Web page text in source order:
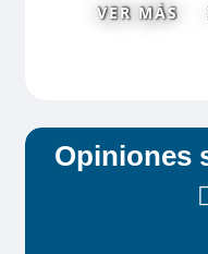
VER MÁS
Opiniones